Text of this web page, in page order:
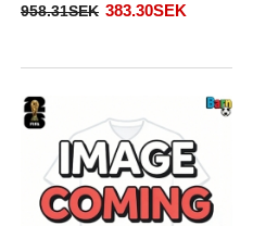
958.31SEK 383.30SEK